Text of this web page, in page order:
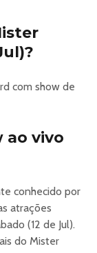
com show de
ao vivo
conhecido por
atrações
(12 de Jul).
do Mister